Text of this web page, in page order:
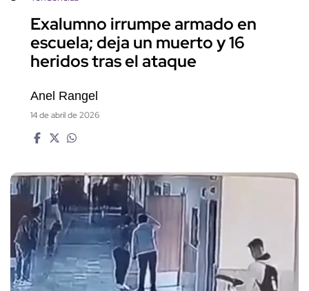
Exalumno irrumpe armado en
escuela; deja un muerto y 16
heridos tras el ataque
Anel Rangel
14 de abril de 2026